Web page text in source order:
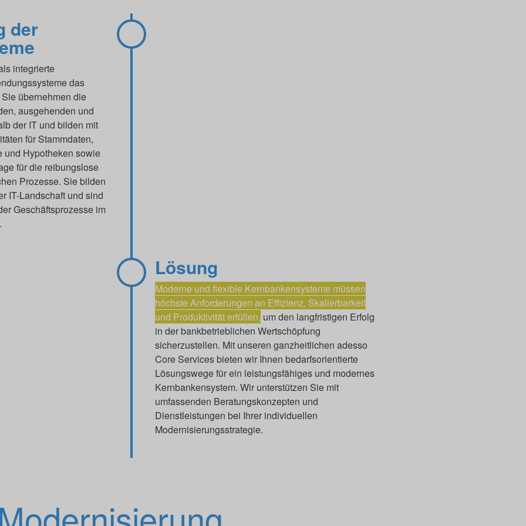
der
integrierte
das
übernehmen die
ausgehenden und
der IT und bilden mit
für Stammdaten,
und Hypotheken sowie
für die reibungslose
Prozesse. Sie bilden
IT-Landschaft und sind
Geschäftsprozesse im
Lösung
Moderne und flexible Kernbankensysteme müssen
höchste Anforderungen an Effizienz, Skalierbarkeit
und Produktivität erfüllen, um den langfristigen Erfolg
in der bankbetrieblichen Wertschöpfung
sicherzustellen. Mit unseren ganzheitlichen adesso
Core Services bieten wir Ihnen bedarfsorientierte
Lösungswege für ein leistungsfähiges und modernes
Kernbankensystem. Wir unterstützen Sie mit
umfassenden Beratungskonzepten und
Dienstleistungen bei Ihrer individuellen
Modernisierungsstrategie.